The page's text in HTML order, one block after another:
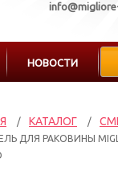
НОВОСТИ
/ КАТАЛОГ /
ДЛЯ РАКОВИНЫ